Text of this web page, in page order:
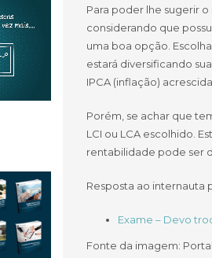
Para poder lhe sugerir
considerando que
uma boa opção.
estará diversificando
IPCA (inflação)
Porém, se achar que
LCI ou LCA escolhido.
rentabilidade pode ser
Resposta ao internauta
Exame – Devo
Fonte da imagem: